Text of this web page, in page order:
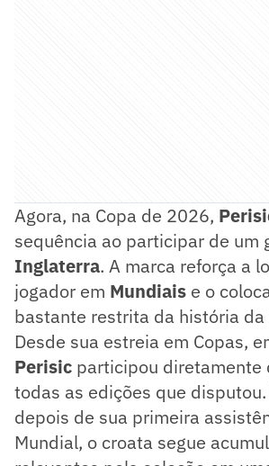
Agora, na Copa de 2026,
sequência ao participar de um
Inglaterra. A marca reforça a
jogador em Mundiais e o
bastante restrita da história
Desde sua estreia em Copas,
Perisic participou diretamente
todas as edições que disputou.
depois de sua primeira
Mundial, o croata segue